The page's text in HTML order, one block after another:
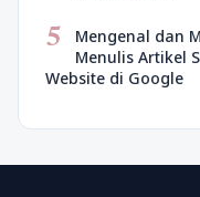
5
Mengenal dan
Menulis Artikel
Website di Google